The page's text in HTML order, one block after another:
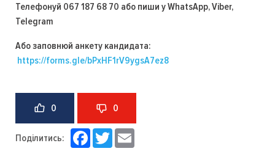
Телефонуй 067 187 68 70 або пиши у WhatsApp, Viber,
Telegram
Або заповнюй анкету кандидата:
https://forms.gle/bPxHF1rV9ygsA7ez8
0 0
Поділитись: Facebook
Twitter